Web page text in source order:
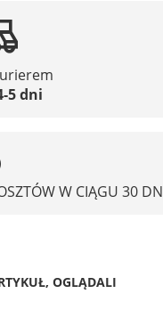
5 dni
W CIĄGU 30
OGLĄDALI